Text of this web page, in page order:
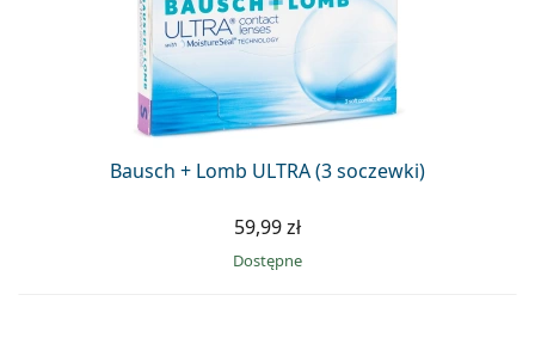
Bausch + Lomb ULTRA (3 soczewki)
59,99 zł
Dostępne